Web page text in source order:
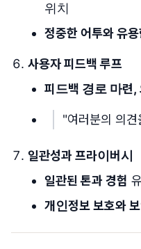
위치
정중한 어투와 유용
사용자 피드백 루프
피드백 경로 마련,
"여러분의 의
일관성과 프라이버시
일관된 톤과 경험
개인정보 보호와